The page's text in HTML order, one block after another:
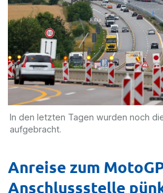
In den letzten Tagen wurden noch
aufgebracht.
Anreise zum
Anschlussstelle